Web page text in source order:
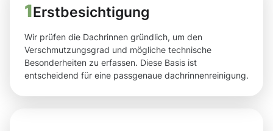
1Erstbesichtigung
Wir prüfen die Dachrinnen gründlich, um den
Verschmutzungsgrad und mögliche technische
Besonderheiten zu erfassen. Diese Basis ist
entscheidend für eine passgenaue dachrinnenreinigung.